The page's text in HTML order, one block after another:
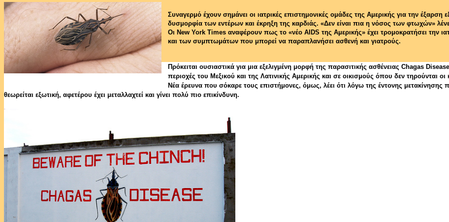
Συναγερμό έχουν σημάνει οι ιατρικές επιστημονικές ομάδες της Αμερικής για την
δυσμορφία των εντέρων και έκρηξη της καρδιάς. «Δεν είναι πια η νόσος των φτωχών» λένε
Οι New York Times αναφέρουν πως το «νέο AIDS της Αμερικής» έχει τρομοκρατήσει την
και των συμπτωμάτων που μπορεί να παραπλανήσει ασθενή και γιατρούς.
Πρόκειται ουσιαστικά για μια εξελιγμένη μορφή της παρασιτικής ασθένειας Chagas
περιοχές του Μεξικού και της Λατινικής Αμερικής και σε οικισμούς όπου δεν τηρούνται οι
Νέα έρευνα που σόκαρε τους επιστήμονες, όμως, λέει ότι λόγω της έντονης
θεωρείται εξωτική, αφετέρου έχει μεταλλαχτεί και γίνει πολύ πιο επικίνδυνη.